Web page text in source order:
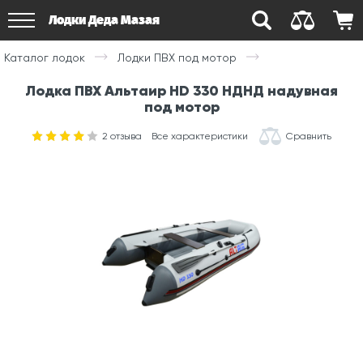
Лодки Деда Мазая
Каталог лодок Лодки ПВХ под мотор
Лодка ПВХ Альтаир HD 330 НДНД надувная
под мотор
2 отзыва Все характеристики Сравнить